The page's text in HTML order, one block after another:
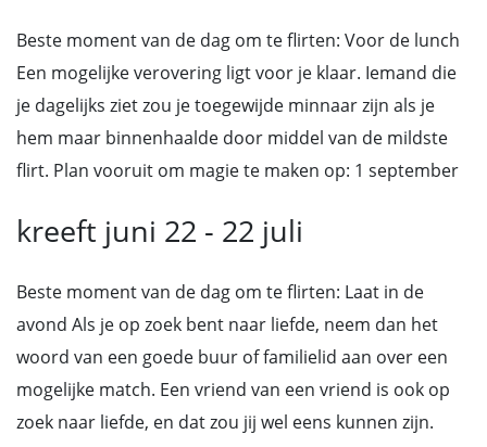
Beste moment van de dag om te flirten: Voor de lunch
Een mogelijke verovering ligt voor je klaar. Iemand die
je dagelijks ziet zou je toegewijde minnaar zijn als je
hem maar binnenhaalde door middel van de mildste
flirt. Plan vooruit om magie te maken op: 1 september
kreeft juni 22 - 22 juli
Beste moment van de dag om te flirten: Laat in de
avond Als je op zoek bent naar liefde, neem dan het
woord van een goede buur of familielid aan over een
mogelijke match. Een vriend van een vriend is ook op
zoek naar liefde, en dat zou jij wel eens kunnen zijn.